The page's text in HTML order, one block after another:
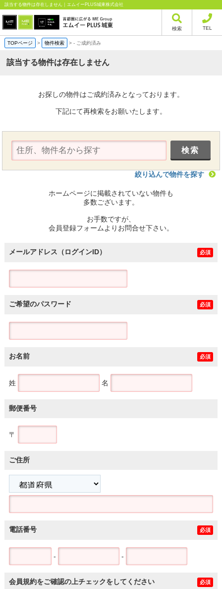
該当する物件は存在しません｜エムイーPLUS城東株式会社
検索 TEL
TOPページ > 物件検索 >- ご成約済み
該当する物件は存在しません
お探しの物件はご成約済みとなっております。
下記にて再検索をお願いたします。
絞り込んで物件を探す
ホームページに掲載されていない物件も
多数ございます。
お手数ですが、
会員登録フォームよりお問合せ下さい。
メールアドレス（ログインID） 必須
ご希望のパスワード 必須
お名前 必須
姓 名
郵便番号
〒
ご住所
電話番号 必須
- -
会員規約をご確認の上チェックをしてください 必須